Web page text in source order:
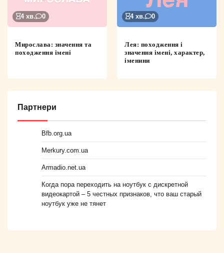
4 хв. 0
Мирослава: значення та
походження імені
4 хв. 0
Лея: походження і
значення імені, характер,
іменини
Партнери
Bfb.org.ua
Merkury.com.ua
Armadio.net.ua
Когда пора переходить на ноутбук с дискретной
видеокартой – 5 честных признаков, что ваш старый
ноутбук уже не тянет